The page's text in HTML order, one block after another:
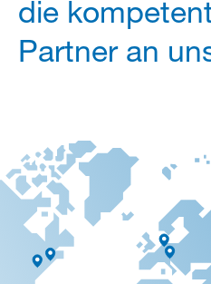
die
Partner an